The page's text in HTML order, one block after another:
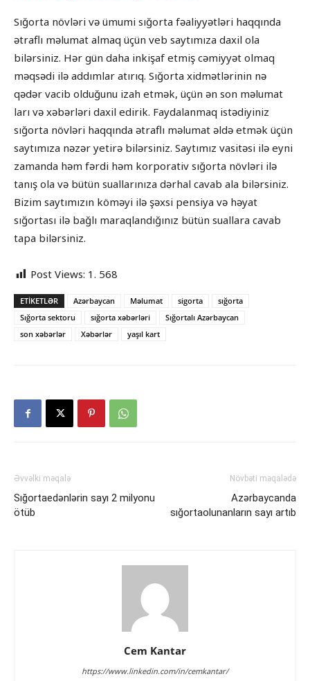
Sığorta növləri və ümumi sığorta fəaliyyətləri haqqında
ətraflı məlumat almaq üçün veb saytımıza daxil ola
bilərsiniz. Hər gün daha inkişaf etmiş cəmiyyət olmaq
məqsədi ilə addımlar atırıq. Sığorta xidmətlərinin nə
qədər vacib olduğunu izah etmək, üçün ən son məlumat
ları və xəbərləri daxil edirik. Faydalanmaq istədiyiniz
sığorta növləri haqqında ətraflı məlumat əldə etmək üçün
saytımıza nəzər yetirə bilərsiniz. Saytımız vasitəsi ilə eyni
zamanda həm fərdi həm korporativ sığorta növləri ilə
tanış ola və bütün suallarınıza dərhal cavab ala bilərsiniz.
Bizim saytımızın köməyi ilə şəxsi pensiya və həyat
sığortası ilə bağlı maraqlandığınız bütün suallara cavab
tapa bilərsiniz.
Post Views: 1. 568
ETIKETLƏR Azərbaycan Məlumat sigorta
sığorta
Sığorta sektoru
sığorta xəbərləri
Sığortalı Azərbaycan
son xəbərlər
Xəbərlər yaşıl kart
Əvvəlki məqalə
Sığortaedənlərin sayı 2 milyonu
ötüb
Növbəti məqalədə
Azərbaycanda
sığortaolunanların sayı artıb
Cem Kantar
https://www.linkedin.com/in/cemkantar/